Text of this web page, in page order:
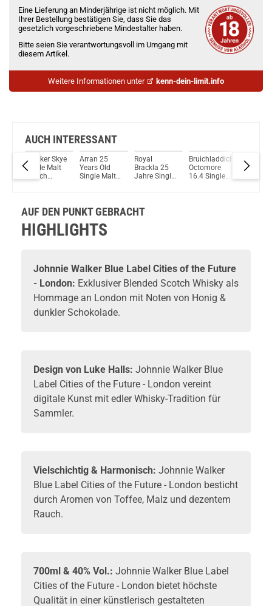
Du willst Kröten sparen?
Schau mal hier!
Innokin Trine Pod System Kit Rot
Eine Lieferung an Minderjährige ist nicht möglich. Mit
Ihrer Bestellung bestätigen Sie, dass Sie das
gesetzlich vorgeschriebene Mindestalter haben.
Bitte seien Sie verantwortungsvoll im Umgang mit
diesem Artikel.
Weitere Informationen unter kenn-dein-limit.info
AUCH INTERESSANT
Talisker Skye
Single Malt
Scotch
Arran 25
Years Old
Single Malt
Royal
Brackla 25
Jahre Single
Bruichladdich
Octomore
16.4 Single
AUF DEN PUNKT GEBRACHT
HIGHLIGHTS
Johnnie Walker Blue Label Cities of the Future
- London: Exklusiver Blended Scotch Whisky als
Hommage an London mit Noten von Honig &
dunkler Schokolade.
Design von Luke Halls: Johnnie Walker Blue
Label Cities of the Future - London vereint
digitale Kunst mit edlerWhisky-Tradition für
Sammler.
Vielschichtig & Harmonisch: Johnnie Walker
Blue Label Cities of the Future - London besticht
durch Aromen von Toffee, Malz und dezentem
Rauch.
700ml & 40% Vol.: Johnnie Walker Blue Label
Cities of the Future - London bietet höchste
Qualität in einer künstlerisch gestalteten